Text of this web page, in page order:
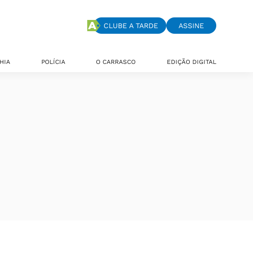
CLUBE A TARDE ASSINE
POLÍCIA O CARRASCO EDIÇÃO DIGITAL